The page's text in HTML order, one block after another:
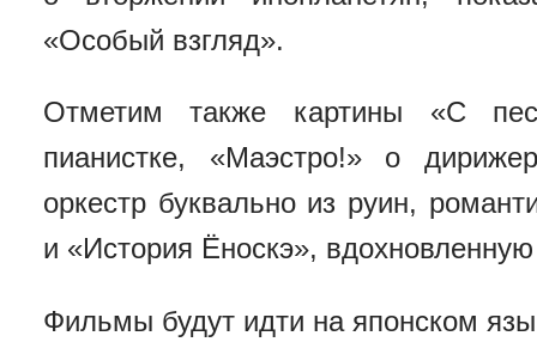
«Особый взгляд».
Отметим также картины «С
пианистке, «Маэстро!» о
оркестр буквально из руин,
и «История Ёноскэ»,
Фильмы будут идти на японском